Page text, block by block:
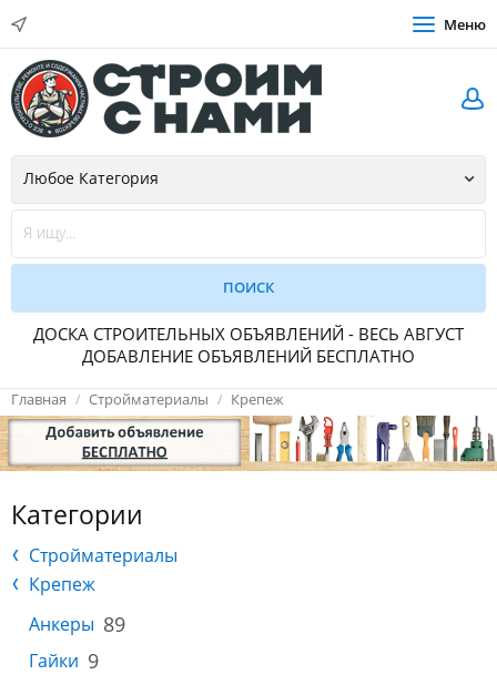
Меню
ДОСКА СТРОИТЕЛЬНЫХ ОБЪЯВЛЕНИЙ - ВЕСЬ АВГУСТ
ДОБАВЛЕНИЕ ОБЪЯВЛЕНИЙ БЕСПЛАТНО
Главная Стройматериалы Крепеж
Категории
Стройматериалы
Крепеж
Анкеры 89
Гайки 9